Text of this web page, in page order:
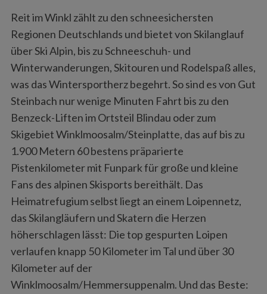
Reit im Winkl zählt zu den schneesichersten
Regionen Deutschlands und bietet von Skilanglauf
über Ski Alpin, bis zu Schneeschuh- und
Winterwanderungen, Skitouren und Rodelspaß alles,
was das Wintersportherz begehrt. So sind es von Gut
Steinbach nur wenige Minuten Fahrt bis zu den
Benzeck-Liften im Ortsteil Blindau oder zum
Skigebiet Winklmoosalm/Steinplatte, das auf bis zu
1.900 Metern 60 bestens präparierte
Pistenkilometer mit Funpark für große und kleine
Fans des alpinen Skisports bereithält. Das
Heimatrefugium selbst liegt an einem Loipennetz,
das Skilangläufern und Skatern die Herzen
höherschlagen lässt: Die top gespurten Loipen
verlaufen knapp 50 Kilometer im Tal und über 30
Kilometer auf der
Winklmoosalm/Hemmersuppenalm. Und das Beste: